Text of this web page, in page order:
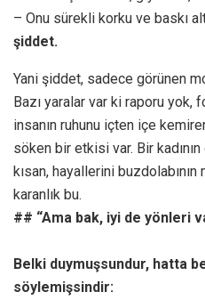
– Onu sürekli korku ve baskı
şiddet.
Yani şiddet, sadece görünen
Bazı yaralar var ki raporu yok,
insanın ruhunu içten içe
söken bir etkisi var. Bir
kısan, hayallerini buzdolabının
karanlık bu.
## “Ama bak, iyi de yönleri
Belki duymuşsundur, hatta
söylemişsindir: